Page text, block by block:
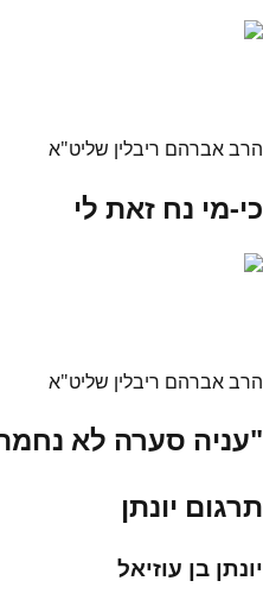
הרב אברהם ריבלין שליט"א
כי-מי נח זאת לי
הרב אברהם ריבלין שליט"א
"עניה סערה לא
תרגום יונתן
יונתן בן עוזיאל